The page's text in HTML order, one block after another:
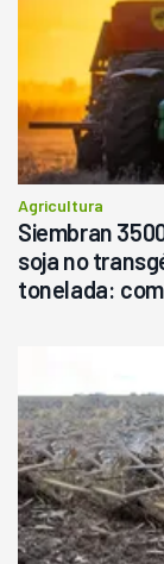
Agricultura
Siembran
soja no
tonelada: